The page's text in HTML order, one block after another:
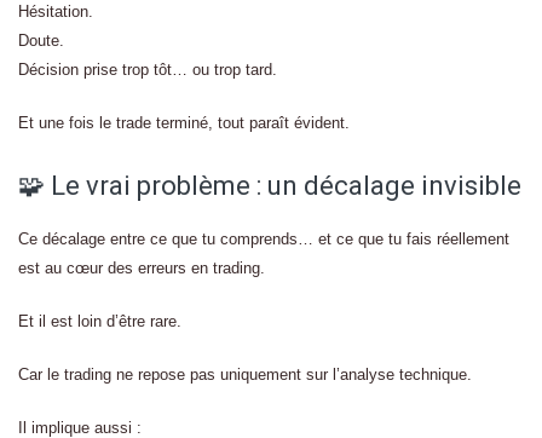
Hésitation.
Doute.
Décision prise trop tôt… ou trop tard.
Et une fois le trade terminé, tout paraît évident.
🧩 Le vrai problème : un décalage invisible
Ce décalage entre ce que tu comprends… et ce que tu fais réellement
est au cœur des erreurs en trading.
Et il est loin d’être rare.
Car le trading ne repose pas uniquement sur l’analyse technique.
Il implique aussi :